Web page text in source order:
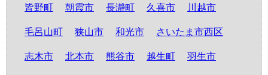
皆野町 朝霞市 長瀞町 久喜市 川越市
毛呂山町 狭山市 和光市 さいたま市西区
志木市 北本市 熊谷市 越生町 羽生市